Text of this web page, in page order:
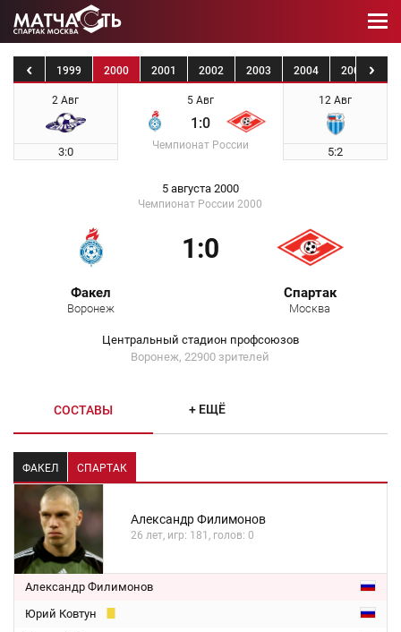
1998 1999 2000 2001 2002 2003 2004 2005
2 Авг
3:0
5 Авг
1:0
Чемпионат России
12 Авг
5:2
5 августа 2000
Чемпионат России 2000
Факел
Воронеж
1:0
Спартак
Москва
Центральный стадион профсоюзов
Воронеж, 22900 зрителей
СОСТАВЫ + ЕЩЁ
ФАКЕЛ СПАРТАК
Александр Филимонов
26 лет, игр: 181, голов: 0
Александр Филимонов
Юрий Ковтун